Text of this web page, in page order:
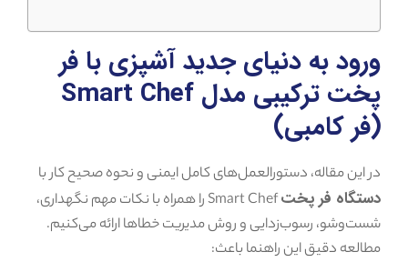
ورود به دنیای جدید آشپزی با فر
پخت ترکیبی مدل Smart Chef
(فر کامبی)
در این مقاله، دستورالعمل‌های کامل ایمنی و نحوه صحیح کار با
دستگاه فر پخت
Smart Chef را همراه با نکات مهم نگهداری،
شست‌وشو، رسوب‌زدایی و روش مدیریت خطاها ارائه می‌کنیم.
مطالعه دقیق این راهنما باعث: